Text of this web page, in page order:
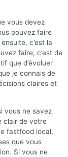
vous devez
pouvez faire
c’est la
faire, c’est de
que d’évoluer
je connais de
claires et
vous ne savez
clair de votre
fastfood local,
que vous
Si vous ne